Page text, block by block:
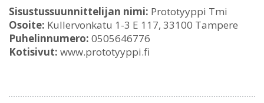
Sisustussuunnittelijan nimi: Prototyyppi Tmi
Osoite: Kullervonkatu 1-3 E 117, 33100 Tampere
Puhelinnumero: 0505646776
Kotisivut: www.prototyyppi.fi